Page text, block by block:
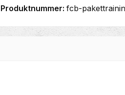
Produktnummer: fcb-